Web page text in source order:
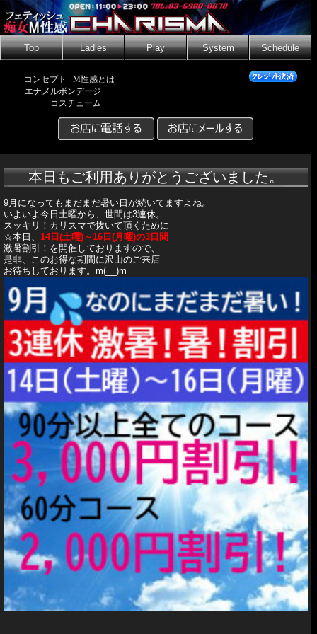
Top Ladies Play System Schedule
コンセプト
M性感とは
エナメルボンデージ
コスチューム
本日もご利用ありがとうございました。
9月になってもまだまだ暑い日が続いてますよね。
いよいよ今日土曜から、世間は3連休。
スッキリ！カリスマで抜いて頂くために
☆本日、 14日(土曜)～16日(月曜)の3日間
激暑割引！を開催しておりますので、
是非、このお得な期間に沢山のご来店
お待ちしております。m(__)m